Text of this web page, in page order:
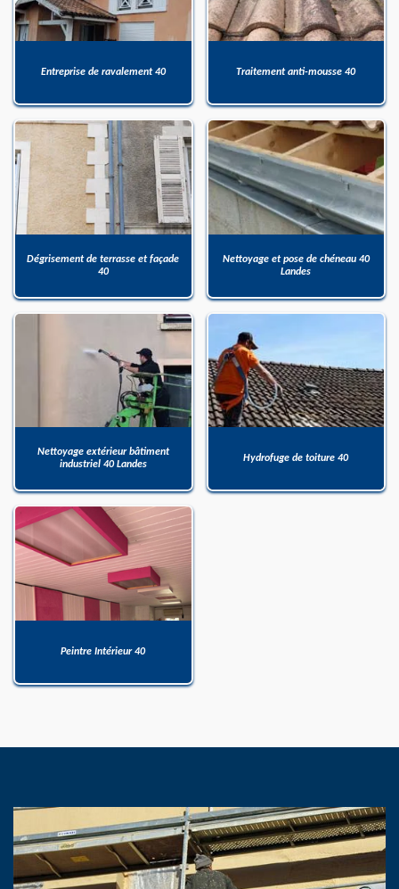
Entreprise de ravalement 40 Traitement anti-mousse 40
Dégrisement de terrasse et façade
40
Nettoyage et pose de chéneau 40
Landes
Nettoyage extérieur bâtiment
industriel 40 Landes
Hydrofuge de toiture 40
Peintre Intérieur 40